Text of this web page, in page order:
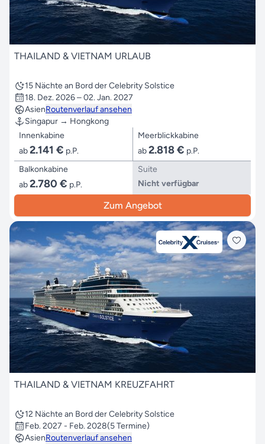
THAILAND & VIETNAM URLAUB
15 Nächte an Bord der Celebrity Solstice
18. Dez. 2026 – 02. Jan. 2027
AsienRoutenverlauf ansehen
Singapur → Hongkong
Innenkabine
ab2.141 € p.P.
Meerblickkabine
ab2.818 € p.P.
Balkonkabine
ab2.780 € p.P.
Suite
Nicht verfügbar
Zum Angebot
THAILAND & VIETNAM KREUZFAHRT
12 Nächte an Bord der Celebrity Solstice
Feb. 2027 - Feb. 2028(5 Termine)
AsienRoutenverlauf ansehen